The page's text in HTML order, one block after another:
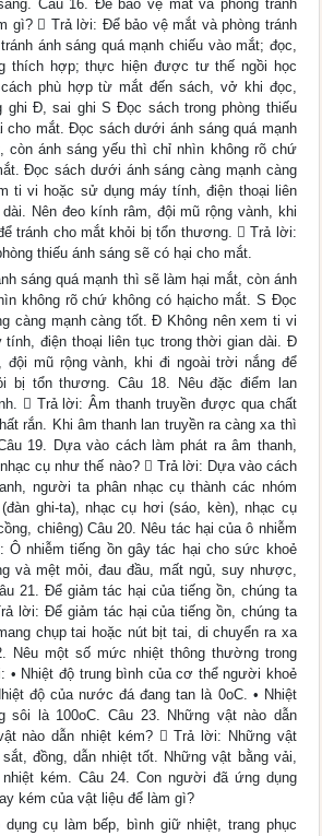
Câu 16. Để bảo vệ mắt và phòng tránh
gì?  Trả lời: Để bảo vệ mắt và phòng tránh
ánh sáng quá mạnh chiếu vào mắt; đọc,
thích hợp; thực hiện được tư thế ngồi học
phù hợp từ mắt đến sách, vở khi đọc,
ghi Đ, sai ghi S Đọc sách trong phòng thiếu
cho mắt. Đọc sách dưới ánh sáng quá mạnh
còn ánh sáng yếu thì chỉ nhìn không rõ chứ
Đọc sách dưới ánh sáng càng mạnh càng
ti vi hoặc sử dụng máy tính, điện thoại liên
Nên đeo kính râm, đội mũ rộng vành, khi
tránh cho mắt khỏi bị tổn thương.  Trả lời:
thiếu ánh sáng sẽ có hại cho mắt.
sáng quá mạnh thì sẽ làm hại mắt, còn ánh
không rõ chứ không có hạicho mắt. S Đọc
càng mạnh càng tốt. Đ Không nên xem ti vi
tính, điện thoại liên tục trong thời gian dài. Đ
đội mũ rộng vành, khi đi ngoài trời nắng để
bị tổn thương. Câu 18. Nêu đặc điểm lan
 Trả lời: Âm thanh truyền được qua chất
rắn. Khi âm thanh lan truyền ra càng xa thì
19. Dựa vào cách làm phát ra âm thanh,
cụ như thế nào?  Trả lời: Dựa vào cách
người ta phân nhạc cụ thành các nhóm
ghi-ta), nhạc cụ hơi (sáo, kèn), nhạc cụ
chiêng) Câu 20. Nêu tác hại của ô nhiễm
Ô nhiễm tiếng ồn gây tác hại cho sức khoẻ
và mệt mỏi, đau đầu, mất ngủ, suy nhược,
21. Để giảm tác hại của tiếng ồn, chúng ta
lời: Để giảm tác hại của tiếng ồn, chúng ta
chụp tai hoặc nút bịt tai, di chuyển ra xa
Nêu một số mức nhiệt thông thường trong
• Nhiệt độ trung bình của cơ thể người khoẻ
độ của nước đá đang tan là 0oC. • Nhiệt
sôi là 100oC. Câu 23. Những vật nào dẫn
nào dẫn nhiệt kém?  Trả lời: Những vật
đồng, dẫn nhiệt tốt. Những vật bằng vải,
kém. Câu 24. Con người đã ứng dụng
kém của vật liệu để làm gì?
cụ làm bếp, bình giữ nhiệt, trang phục